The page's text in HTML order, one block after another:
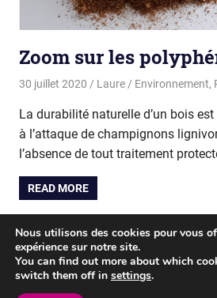
Zoom sur les
30 juillet 2020 Laure Environnement,
La durabilité naturelle d’un bois
à l’attaque de champignons
l’absence de tout traitement
READ MORE
Pagination
des
1 2 3
Next
Posts
»
Nous utilisons des cookies pour vous
expérience sur notre site.
You can find out more about which
switch them off in settings.